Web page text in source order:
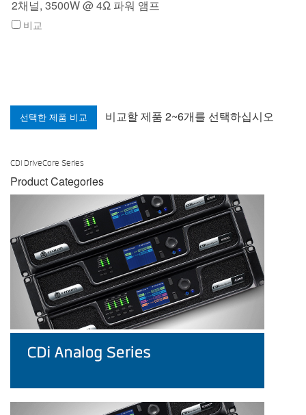
2채널, 3500W @ 4Ω 파워 앰프
비교
비교할 제품 2~6개를 선택하십시오
CDi DriveCore Series
Product Categories